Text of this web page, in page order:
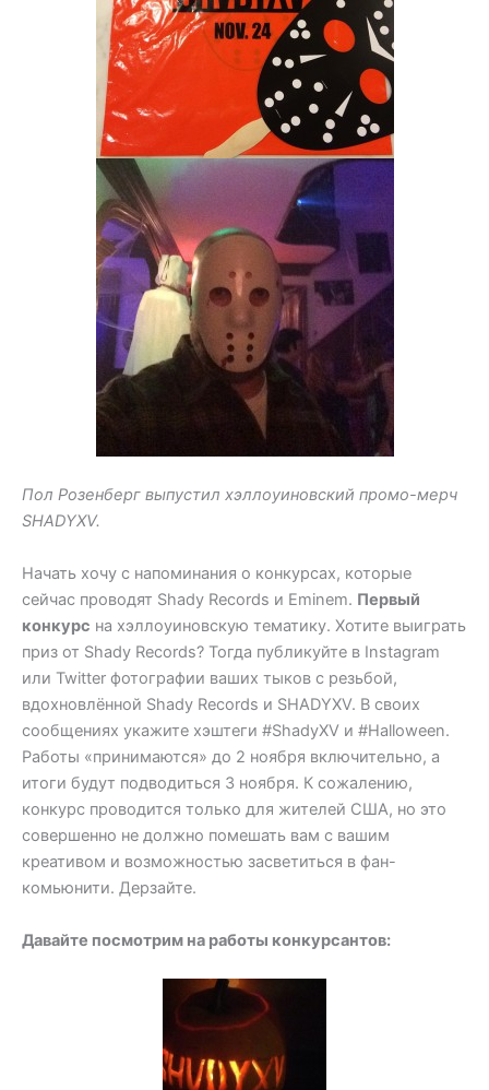
Пол Розенберг выпустил хэллоуиновский промо-мерч
SHADYXV.
Начать хочу с напоминания о конкурсах, которые
сейчас проводят Shady Records и Eminem. Первый
конкурс на хэллоуиновскую тематику. Хотите выиграть
приз от Shady Records? Тогда публикуйте в Instagram
или Twitter фотографии ваших тыков с резьбой,
вдохновлённой Shady Records и SHADYXV. В своих
сообщениях укажите хэштеги #ShadyXV и #Halloween.
Работы «принимаются» до 2 ноября включительно, а
итоги будут подводиться 3 ноября. К сожалению,
конкурс проводится только для жителей США, но это
совершенно не должно помешать вам с вашим
креативом и возможностью засветиться в фан-
комьюнити. Дерзайте.
Давайте посмотрим на работы конкурсантов: